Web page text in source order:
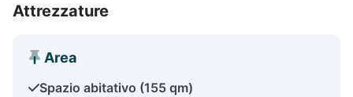
Attrezzature
Area
Spazio abitativo (155 qm)